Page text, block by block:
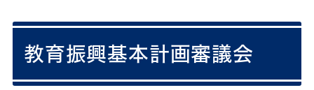
教育振興基本計画審議会